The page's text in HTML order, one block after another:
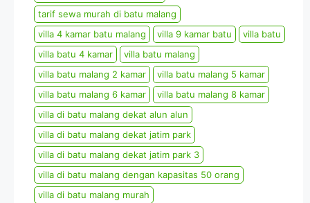
tarif sewa murah di batu malang
villa 4 kamar batu malang
villa 9 kamar batu
villa batu
villa batu 4 kamar
villa batu malang
villa batu malang 2 kamar
villa batu malang 5 kamar
villa batu malang 6 kamar
villa batu malang 8 kamar
villa di batu malang dekat alun alun
villa di batu malang dekat jatim park
villa di batu malang dekat jatim park 3
villa di batu malang dengan kapasitas 50 orang
villa di batu malang murah